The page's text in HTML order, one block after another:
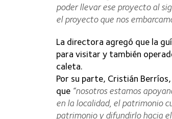
poder llevar ese proyecto al
el proyecto que nos
La directora agregó que la
para visitar y también
caleta.
Por su parte, Cristián
que “nosotros estamos
en la localidad, el patrimonio
patrimonio y difundirlo hacia